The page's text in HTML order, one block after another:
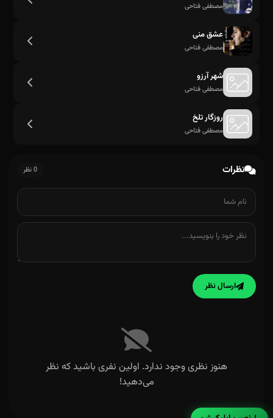
مصطفی فتاحی
عشق منی
مصطفی فتاحی
شهر آرزو
مصطفی فتاحی
روزگار تلخ
مصطفی فتاحی
نظرات 0 نظر
ارسال نظر
هنوز نظری وجود ندارد. اولین نفری باشید که نظر
می‌دهید!